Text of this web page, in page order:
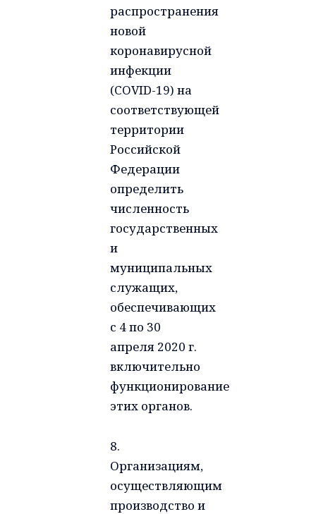
распространения
новой
коронавирусной
инфекции
(COVID-19) на
соответствующей
территории
Российской
Федерации
определить
численность
государственных
и
муниципальных
служащих,
обеспечивающих
с 4 по 30
апреля 2020 г.
включительно
функционирование
этих органов.
8.
Организациям,
осуществляющим
производство и